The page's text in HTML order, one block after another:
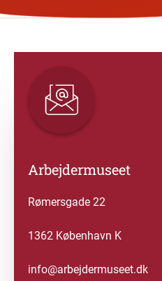
Arbejdermuseet
Rømersgade 22
1362 København K
info@arbejdermuseet.dk